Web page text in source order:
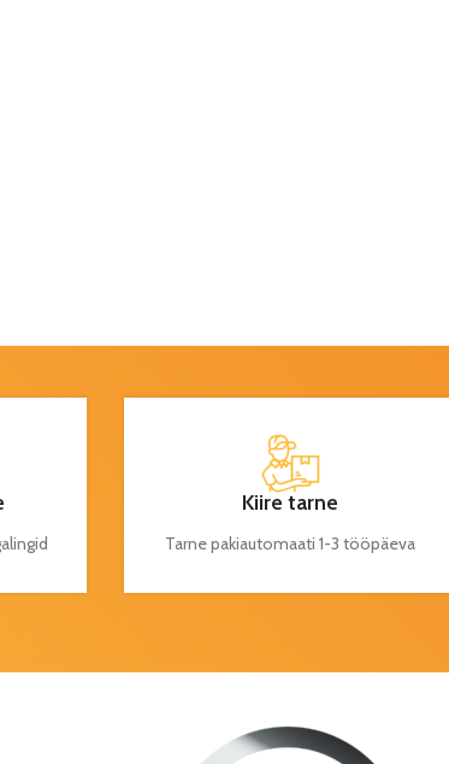
Kiire tarne
Tarne pakiautomaati 1-3 tööpäeva